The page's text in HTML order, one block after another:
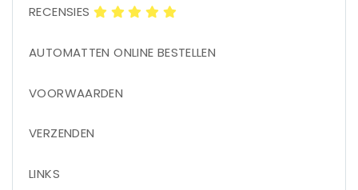
RECENSIES
AUTOMATTEN ONLINE BESTELLEN
VOORWAARDEN
VERZENDEN
LINKS